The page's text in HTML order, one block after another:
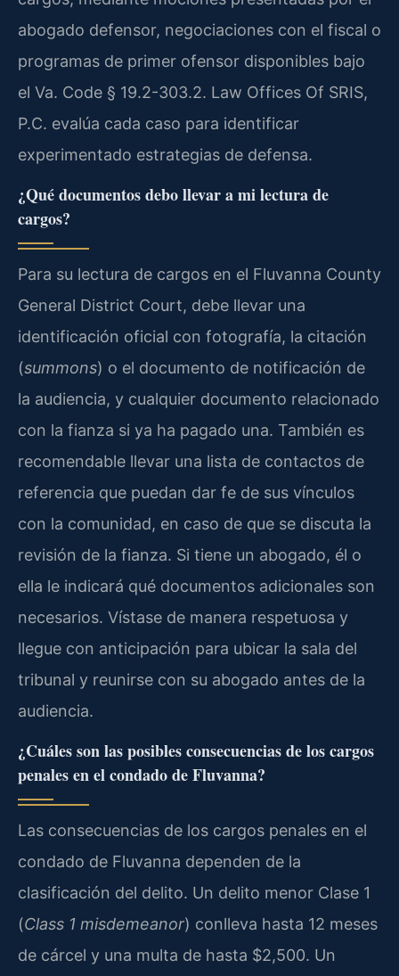
abogado defensor, negociaciones con el fiscal o
programas de primer ofensor disponibles bajo
el Va. Code § 19.2-303.2. Law Offices Of SRIS,
P.C. evalúa cada caso para identificar
experimentado estrategias de defensa.
¿Qué documentos debo llevar a mi lectura de
cargos?
Para su lectura de cargos en el Fluvanna County
General District Court, debe llevar una
identificación oficial con fotografía, la citación
(summons) o el documento de notificación de
la audiencia, y cualquier documento relacionado
con la fianza si ya ha pagado una. También es
recomendable llevar una lista de contactos de
referencia que puedan dar fe de sus vínculos
con la comunidad, en caso de que se discuta la
revisión de la fianza. Si tiene un abogado, él o
ella le indicará qué documentos adicionales son
necesarios. Vístase de manera respetuosa y
llegue con anticipación para ubicar la sala del
tribunal y reunirse con su abogado antes de la
audiencia.
¿Cuáles son las posibles consecuencias de los cargos
penales en el condado de Fluvanna?
Las consecuencias de los cargos penales en el
condado de Fluvanna dependen de la
clasificación del delito. Un delito menor Clase 1
(Class 1 misdemeanor) conlleva hasta 12 meses
de cárcel y una multa de hasta $2,500. Un